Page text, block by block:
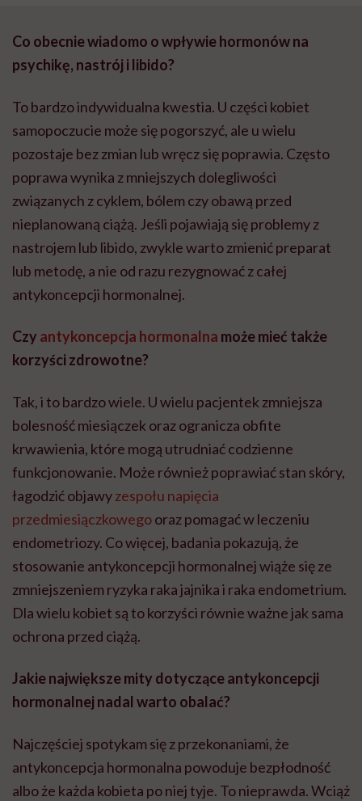
Co obecnie wiadomo o wpływie hormonów na
psychikę, nastrój i libido?
To bardzo indywidualna kwestia. U części kobiet
samopoczucie może się pogorszyć, ale u wielu
pozostaje bez zmian lub wręcz się poprawia. Często
poprawa wynika z mniejszych dolegliwości
związanych z cyklem, bólem czy obawą przed
nieplanowaną ciążą. Jeśli pojawiają się problemy z
nastrojem lub libido, zwykle warto zmienić preparat
lub metodę, a nie od razu rezygnować z całej
antykoncepcji hormonalnej.
Czy antykoncepcja hormonalna może mieć także
korzyści zdrowotne?
Tak, i to bardzo wiele. U wielu pacjentek zmniejsza
bolesność miesiączek oraz ogranicza obfite
krwawienia, które mogą utrudniać codzienne
funkcjonowanie. Może również poprawiać stan skóry,
łagodzić objawyzespołu napięcia
przedmiesiączkowegooraz pomagać w leczeniu
endometriozy. Co więcej, badania pokazują, że
stosowanie antykoncepcji hormonalnej wiąże się ze
zmniejszeniem ryzyka raka jajnika i raka endometrium.
Dla wielu kobiet są to korzyści równie ważne jak sama
ochrona przed ciążą.
Jakie największe mity dotyczące antykoncepcji
hormonalnej nadal warto obalać?
Najczęściej spotykam się z przekonaniami, że
antykoncepcja hormonalna powoduje bezpłodność
albo że każda kobieta po niej tyje. To nieprawda. Wciąż